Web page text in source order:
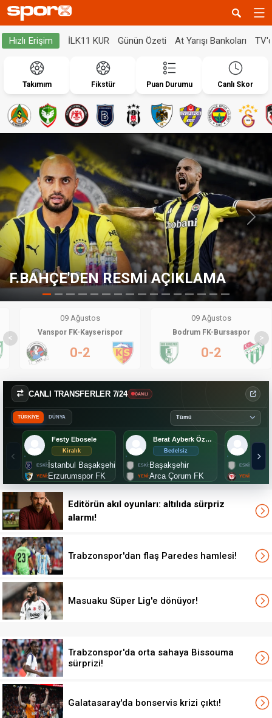
Hızlı Erişim İLK11 KUR Günün Özeti At Yarışı Bankoları
Takımım Fikstür Puan Durumu Canlı Skor
TRANSFERDE KARAR
Geri İleri
<
09 Ağustos
Vanspor FK-Kayserispor
0-2
09 Ağustos
Bodrum FK-Bursaspor
0-2
>
CANLI TRANSFERLER 7/24 CANLI
TÜRKİYE DÜNYA
Festy Ebosele
Kiralık
İstanbul Başakşehir
Erzurumspor FK
Berat Ayberk Özdemir
Bedelsiz
Başakşehir
Arca Çorum FK
Editörün akıl oyunları: altılıda sürpriz
alarmı!
Trabzonspor'dan flaş Paredes hamlesi!
Masuaku Süper Lig'e dönüyor!
Trabzonspor'da orta sahaya Bissouma
sürprizi!
Galatasaray'da bonservis krizi çıktı!